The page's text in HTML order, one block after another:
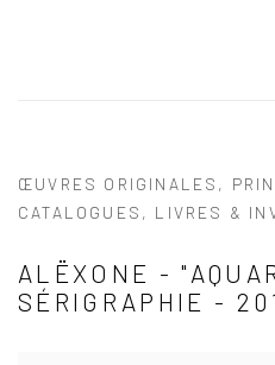
ŒUVRES ORIGINALES,
CATALOGUES, LIVRES &
ALËXONE -
SÉRIGRAPHIE -